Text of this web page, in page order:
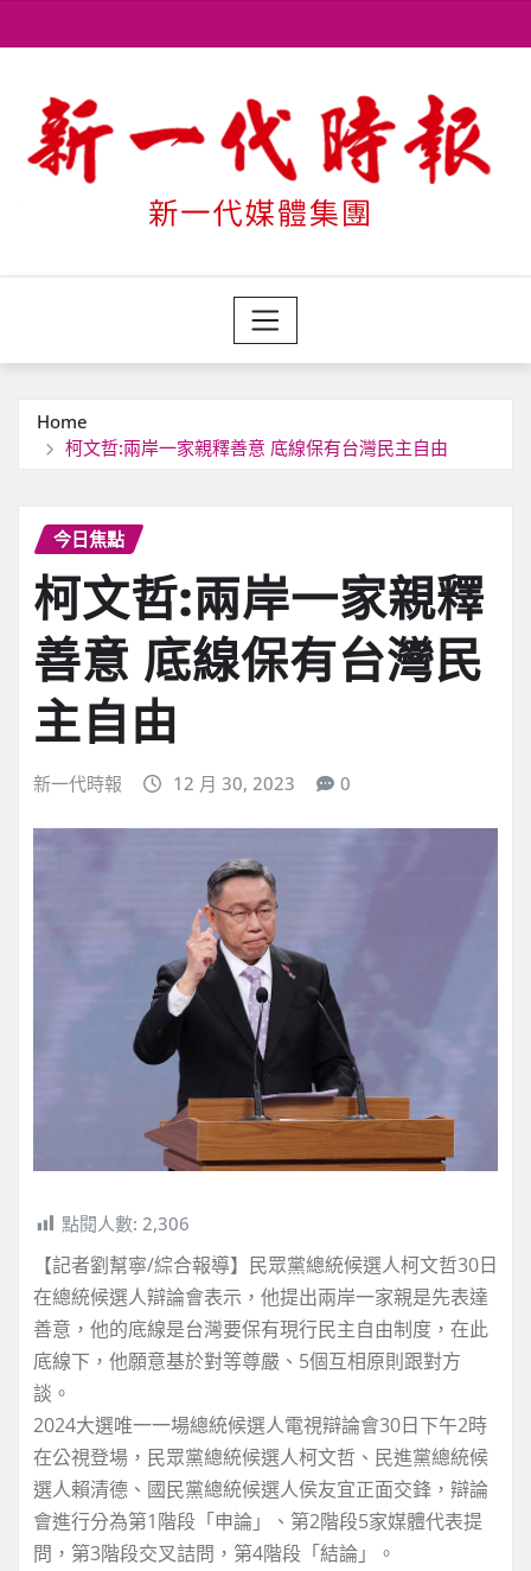
to
Home
柯文哲:兩岸一家親釋善意 底線保有台灣民主自由
今日焦點
柯文哲:兩岸一家親釋
善意 底線保有台灣民
主自由
新一代時報 12 月 30, 2023 0
點閱人數: 2,306
【記者劉幫寧/綜合報導】民眾黨總統候選人柯文哲30日
在總統候選人辯論會表示，他提出兩岸一家親是先表達
善意，他的底線是台灣要保有現行民主自由制度，在此
底線下，他願意基於對等尊嚴、5個互相原則跟對方
談。
2024大選唯一一場總統候選人電視辯論會30日下午2時
在公視登場，民眾黨總統候選人柯文哲、民進黨總統候
選人賴清德、國民黨總統候選人侯友宜正面交鋒，辯論
會進行分為第1階段「申論」、第2階段5家媒體代表提
問，第3階段交叉詰問，第4階段「結論」。